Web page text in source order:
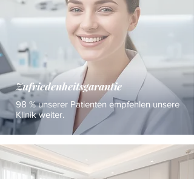
Zufriedenheitsgarantie
98 % unserer Patienten empfehlen unsere
Klinik weiter.